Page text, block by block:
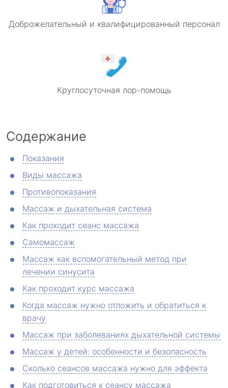
Доброжелательный и квалифицированный персонал
Круглосуточная лор-помощь
Содержание
Показания
Виды массажа
Противопоказания
Массаж и дыхательная система
Как проходит сеанс массажа
Самомассаж
Массаж как вспомогательный метод при
лечении синусита
Как проходит курс массажа
Когда массаж нужно отложить и обратиться к
врачу
Массаж при заболеваниях дыхательной системы
Массаж у детей: особенности и безопасность
Сколько сеансов массажа нужно для эффекта
Как подготовиться к сеансу массажа